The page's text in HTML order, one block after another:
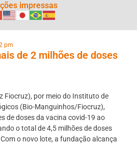
impressas
pm
de 2 milhões de doses
Fiocruz), por meio do Instituto de
(Bio-Manguinhos/Fiocruz),
de doses da vacina covid-19 ao
o total de 4,5 milhões de doses
o novo lote, a fundação alcança